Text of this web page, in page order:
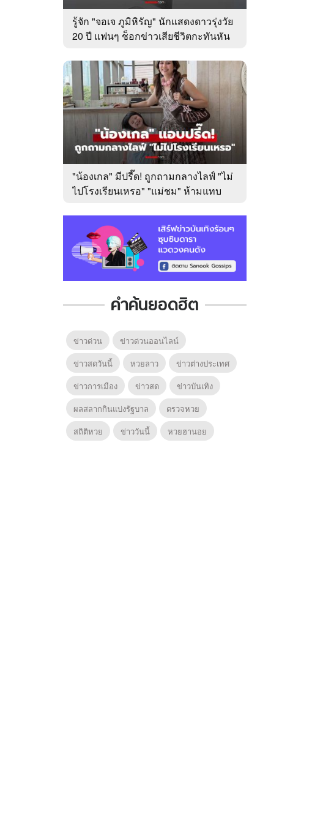
รู้จัก "จอเจ ภูมิหิรัญ" นักแสดงดาวรุ่งวัย
20 ปี แฟนๆ ช็อกข่าวเสียชีวิตกะทันหัน
"น้องเกล" มีปรี๊ด! ถูกถามกลางไลฟ์ "ไม่
ไปโรงเรียนเหรอ" "แม่ชม" ห้ามแทบ
คำค้นยอดฮิต
ข่าวด่วน
ข่าวด่วนออนไลน์
ข่าวสดวันนี้
หวยลาว
ข่าวต่างประเทศ
ข่าวการเมือง
ข่าวสด
ข่าวบันเทิง
ผลสลากกินแบ่งรัฐบาล
ตรวจหวย
สถิติหวย
ข่าววันนี้ หวยฮานอย